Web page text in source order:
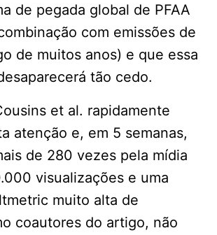
de pegada global de PFAA
com emissões de
de muitos anos) e que essa
tão cedo.
​​et al. rapidamente
atenção e, em 5 semanas,
de 280 vezes pela mídia
visualizações e uma
muito alta de
coautores do artigo, não